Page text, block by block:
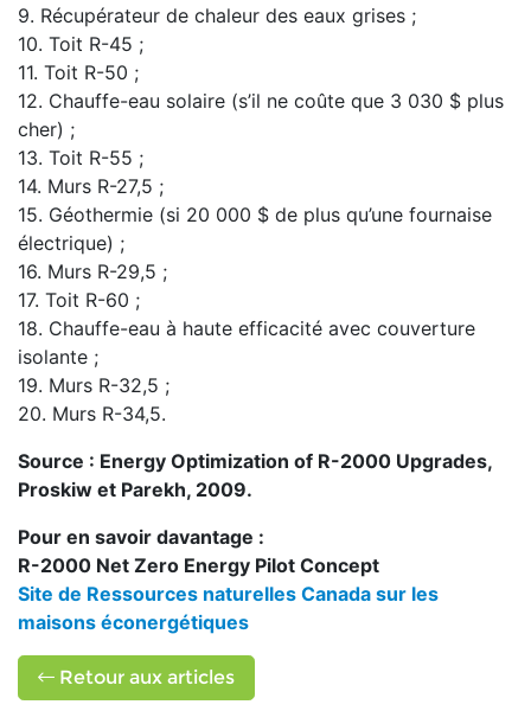
9. Récupérateur de chaleur des eaux grises ;
10. Toit R-45 ;
11. Toit R-50 ;
12. Chauffe-eau solaire (s’il ne coûte que 3 030 $ plus
cher) ;
13. Toit R-55 ;
14. Murs R-27,5 ;
15. Géothermie (si 20 000 $ de plus qu’une fournaise
électrique) ;
16. Murs R-29,5 ;
17. Toit R-60 ;
18. Chauffe-eau à haute efficacité avec couverture
isolante ;
19. Murs R-32,5 ;
20. Murs R-34,5.
Source : Energy Optimization of R-2000 Upgrades,
Proskiw et Parekh, 2009.
Pour en savoir davantage :
R-2000 Net Zero Energy Pilot Concept
Site de Ressources naturelles Canada sur les
maisons éconergétiques
Retour aux articles